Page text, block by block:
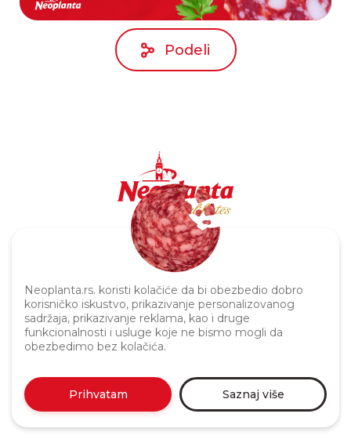
Neoplanta.rs. koristi kolačiće da bi obezbedio dobro
korisničko iskustvo, prikazivanje personalizovanog
sadržaja, prikazivanje reklama, kao i druge
funkcionalnosti i usluge koje ne bismo mogli da
obezbedimo bez kolačića.
Prihvatam Saznaj više
Podeli
Politika privatnosti